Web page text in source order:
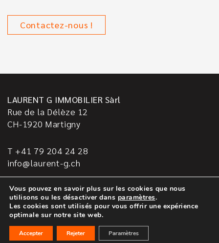
Contactez-nous !
LAURENT G IMMOBILIER Sàrl
Rue de la Délèze 12
CH-1920 Martigny
T +41 79 204 24 28
info@laurent-g.ch
casasoft.ch© All rights reserved.
Mentions Légales
Protection Des Données
Vous pouvez en savoir plus sur les cookies que nous
utilisons ou les désactiver dans paramètres.
Les cookies sont utilisés pour vous offrir une expérience
optimale sur notre site web.
Accepter Rejeter Paramètres